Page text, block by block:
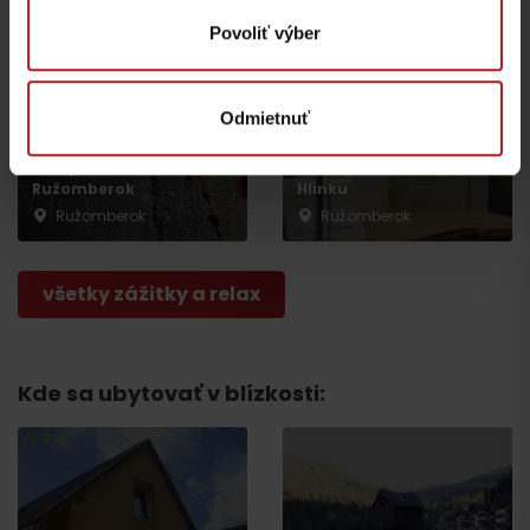
Povoliť výber
Odmietnuť
Ružomberok
Ružomberok
Hlinku
Ružomberok
všetky zážitky a relax
Kde sa ubytovať v blízkosti:
Odchod